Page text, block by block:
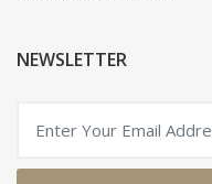
NEWSLETTER